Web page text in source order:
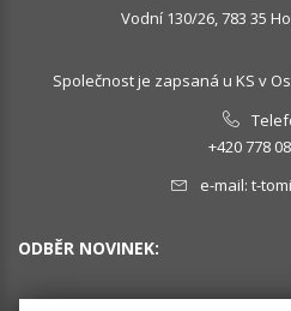
Vodní 130/26, 783 35
Společnost je zapsaná u KS v
+420 778
e-mail: t-
ODBĚR NOVINEK: